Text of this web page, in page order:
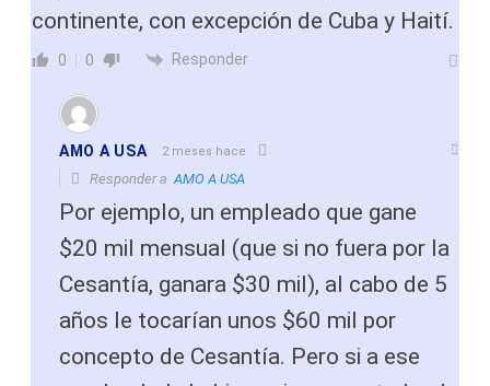
continente, con excepción de Cuba y Haití.
0 0 Responder
AMO A USA 2 meses hace
Responder aAMO A USA
Por ejemplo, un empleado que gane
$20 mil mensual (que si no fuera por la
Cesantía, ganara $30 mil), al cabo de 5
años le tocarían unos $60 mil por
concepto de Cesantía. Pero si a ese